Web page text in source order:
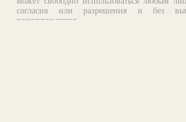
согласия или разрешения и без
вознаграждения.